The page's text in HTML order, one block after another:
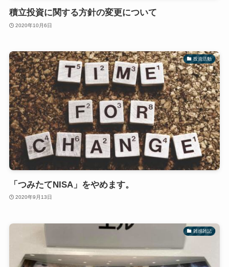
積立投資に関する方針の変更について
2020年10月6日
投資活動
「つみたてNISA」をやめます。
2020年9月13日
雑感雑記